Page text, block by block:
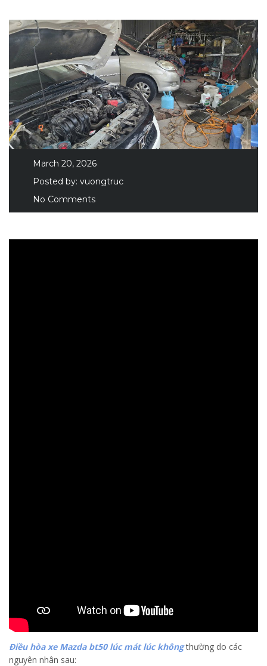
March 20, 2026
Posted by: vuongtruc
No Comments
Điều hòa xe Mazda bt50 lúc mát lúc khôngthường do các
nguyên nhân sau: